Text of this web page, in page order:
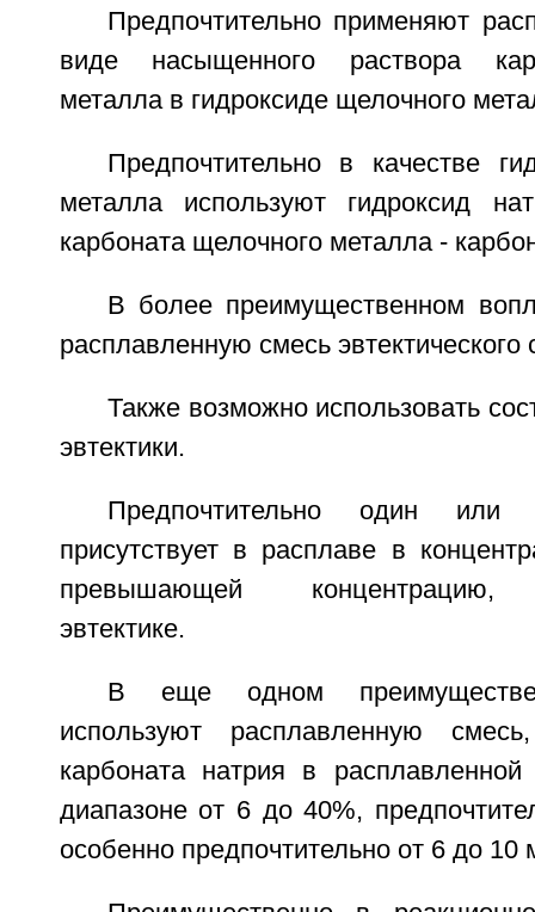
Предпочтительно применяют
виде насыщенного раствора
металла в гидроксиде щелочного
Предпочтительно в качестве
металла используют гидроксид
карбоната щелочного металла -
В более преимущественном
расплавленную смесь эвтектического
Также возможно использовать
эвтектики.
Предпочтительно один или
присутствует в расплаве в
превышающей концентрацию,
эвтектике.
В еще одном
используют расплавленную
карбоната натрия в
диапазоне от 6 до 40%,
особенно предпочтительно от 6 до 10